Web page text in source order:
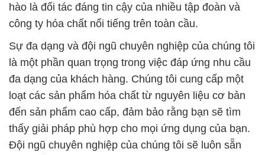
hào là đối tác đáng tin cậy của nhiều tập đoàn và
công ty hóa chất nổi tiếng trên toàn cầu.
Sự đa dạng và đội ngũ chuyên nghiệp của chúng tôi
là một phần quan trọng trong việc đáp ứng nhu cầu
đa dạng của khách hàng. Chúng tôi cung cấp một
loạt các sản phẩm hóa chất từ nguyên liệu cơ bản
đến sản phẩm cao cấp, đảm bảo rằng bạn sẽ tìm
thấy giải pháp phù hợp cho mọi ứng dụng của bạn.
Đội ngũ chuyên nghiệp của chúng tôi sẽ luôn sẵn